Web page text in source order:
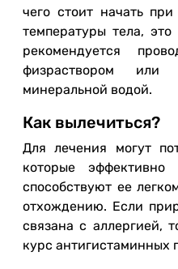
чего стоит начать
температуры тела,
рекомендуется
физраствором
минеральной водой.
Как вылечиться?
Для лечения могут
которые
способствуют ее
отхождению. Если
связана с аллергией,
курс антигистаминных